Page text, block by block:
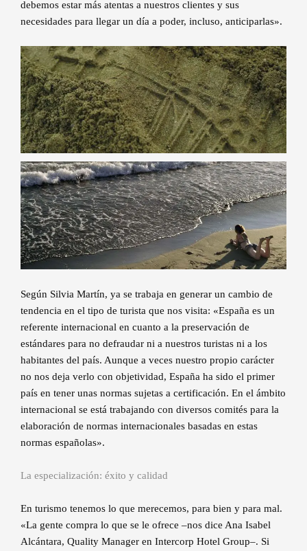
debemos estar más atentas a nuestros clientes y sus
necesidades para llegar un día a poder, incluso, anticiparlas».
Según Silvia Martín, ya se trabaja en generar un cambio de
tendencia en el tipo de turista que nos visita: «España es un
referente internacional en cuanto a la preservación de
estándares para no defraudar ni a nuestros turistas ni a los
habitantes del país. Aunque a veces nuestro propio carácter
no nos deja verlo con objetividad, España ha sido el primer
país en tener unas normas sujetas a certificación. En el ámbito
internacional se está trabajando con diversos comités para la
elaboración de normas internacionales basadas en estas
normas españolas».
La especialización: éxito y calidad
En turismo tenemos lo que merecemos, para bien y para mal.
«La gente compra lo que se le ofrece –nos dice Ana Isabel
Alcántara, Quality Manager en Intercorp Hotel Group–. Si